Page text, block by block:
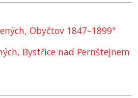
Obyčtov 1847–1899"
Bystřice nad Pernštejnem